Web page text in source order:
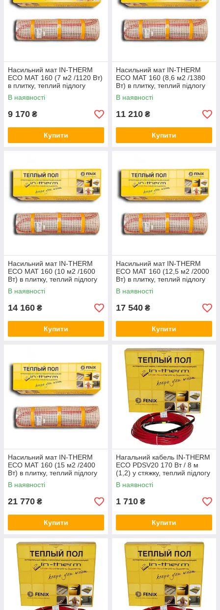
Насильний мат IN-THERM
ECO MAT 160 (7 м2 /1120 Вт)
в плитку, теплий підлогу
електричний Ін терм
В наявності
9 170 ₴
Купити
Насильний мат IN-THERM
ECO MAT 160 (8,6 м2 /1380
Вт) в плитку, теплий підлогу
електричний Ірм
В наявності
11 210 ₴
Купити
Насильний мат IN-THERM
ECO MAT 160 (10 м2 /1600
Вт) в плитку, теплий підлогу
електричний Ін терм
В наявності
14 160 ₴
Купити
Насильний мат IN-THERM
ECO MAT 160 (12,5 м2 /2000
Вт) в плитку, теплий підлогу
електричний Ірм
В наявності
17 540 ₴
Купити
Насильний мат IN-THERM
ECO MAT 160 (15 м2 /2400
Вт) в плитку, теплий підлогу
електричний Ін терм
В наявності
21 770 ₴
Купити
Нагальний кабель IN-THERM
ECO PDSV20 170 Вт / 8 м
(1,2) у стяжку, теплий підлогу
електричний Ін терм
В наявності
1 710 ₴
Купити